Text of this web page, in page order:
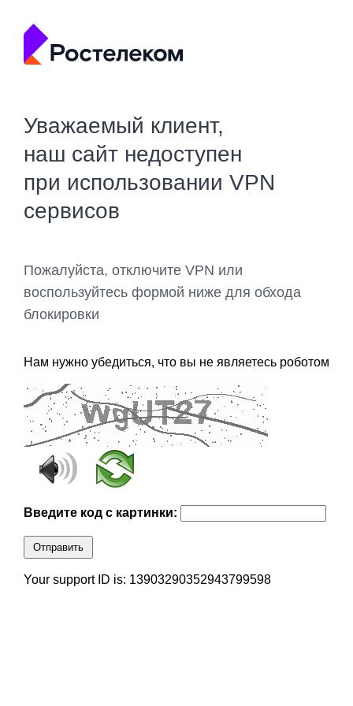
Уважаемый клиент,
наш сайт недоступен
при использовании VPN
сервисов
Пожалуйста, отключите VPN или
воспользуйтесь формой ниже для обхода
блокировки
Нам нужно убедиться, что вы не являетесь роботом
Введите код с картинки:
Отправить
Your support ID is: 13903290352943799598